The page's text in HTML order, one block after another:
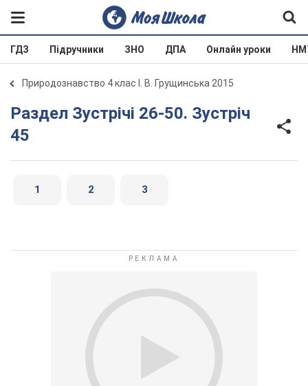
ГДЗ Підручники ЗНО ДПА Онлайн уроки
Природознавство 4 клас І. В. Грущинська 2015
Раздел Зустрічі 26-50. Зустріч
45
1 2 3